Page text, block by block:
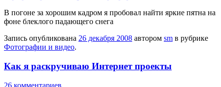
В погоне за хорошим кадром я пробовал найти яркие пятна на
фоне блеклого падающего снега
Запись опубликована 26 декабря 2008 автором sm в рубрике
Фотографии и видео.
Как я раскручиваю Интернет проекты
26 комментариев